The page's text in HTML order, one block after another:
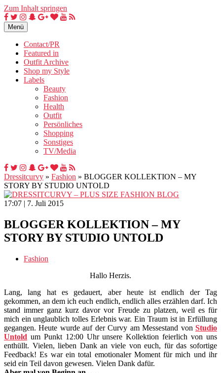
Zum Inhalt springen
Menü
Contact/PR
Featured in
Outfit Archive
Shop my Style
Labels
Beauty
Fashion
Health
Outfit
Persönliches
Shopping
Sonstiges
TV/Media
Dressitcurvy » Fashion » BLOGGER KOLLEKTION – MY
STORY BY STUDIO UNTOLD
17:07 | 7. Juli 2015
BLOGGER KOLLEKTION – MY
STORY BY STUDIO UNTOLD
Fashion
Hallo Herzis.
Lang, lang hat es gedauert, aber heute ist endlich der Tag
gekommen, an dem ich euch endlich, endlich alles erzählen darf. Ich
stand immer ganz kurz davor vor Freude zu platzen, weil es für
mich ein unglaublich tolles Erlebnis war. Ein Traum ist in Erfüllung
gegangen. Heute wurde auf der Curvy am Messestand von Studio
Untold um Punkt 12:00 Uhr unsere Kollektion feierlich von uns
enthüllt. Vielen, lieben Dank an viele von euch, für das sofortige
Feedback! Es war ein total emotionaler Moment für mich und ihr
seid ein Teil davon gewesen. Vielen Dank dafür.